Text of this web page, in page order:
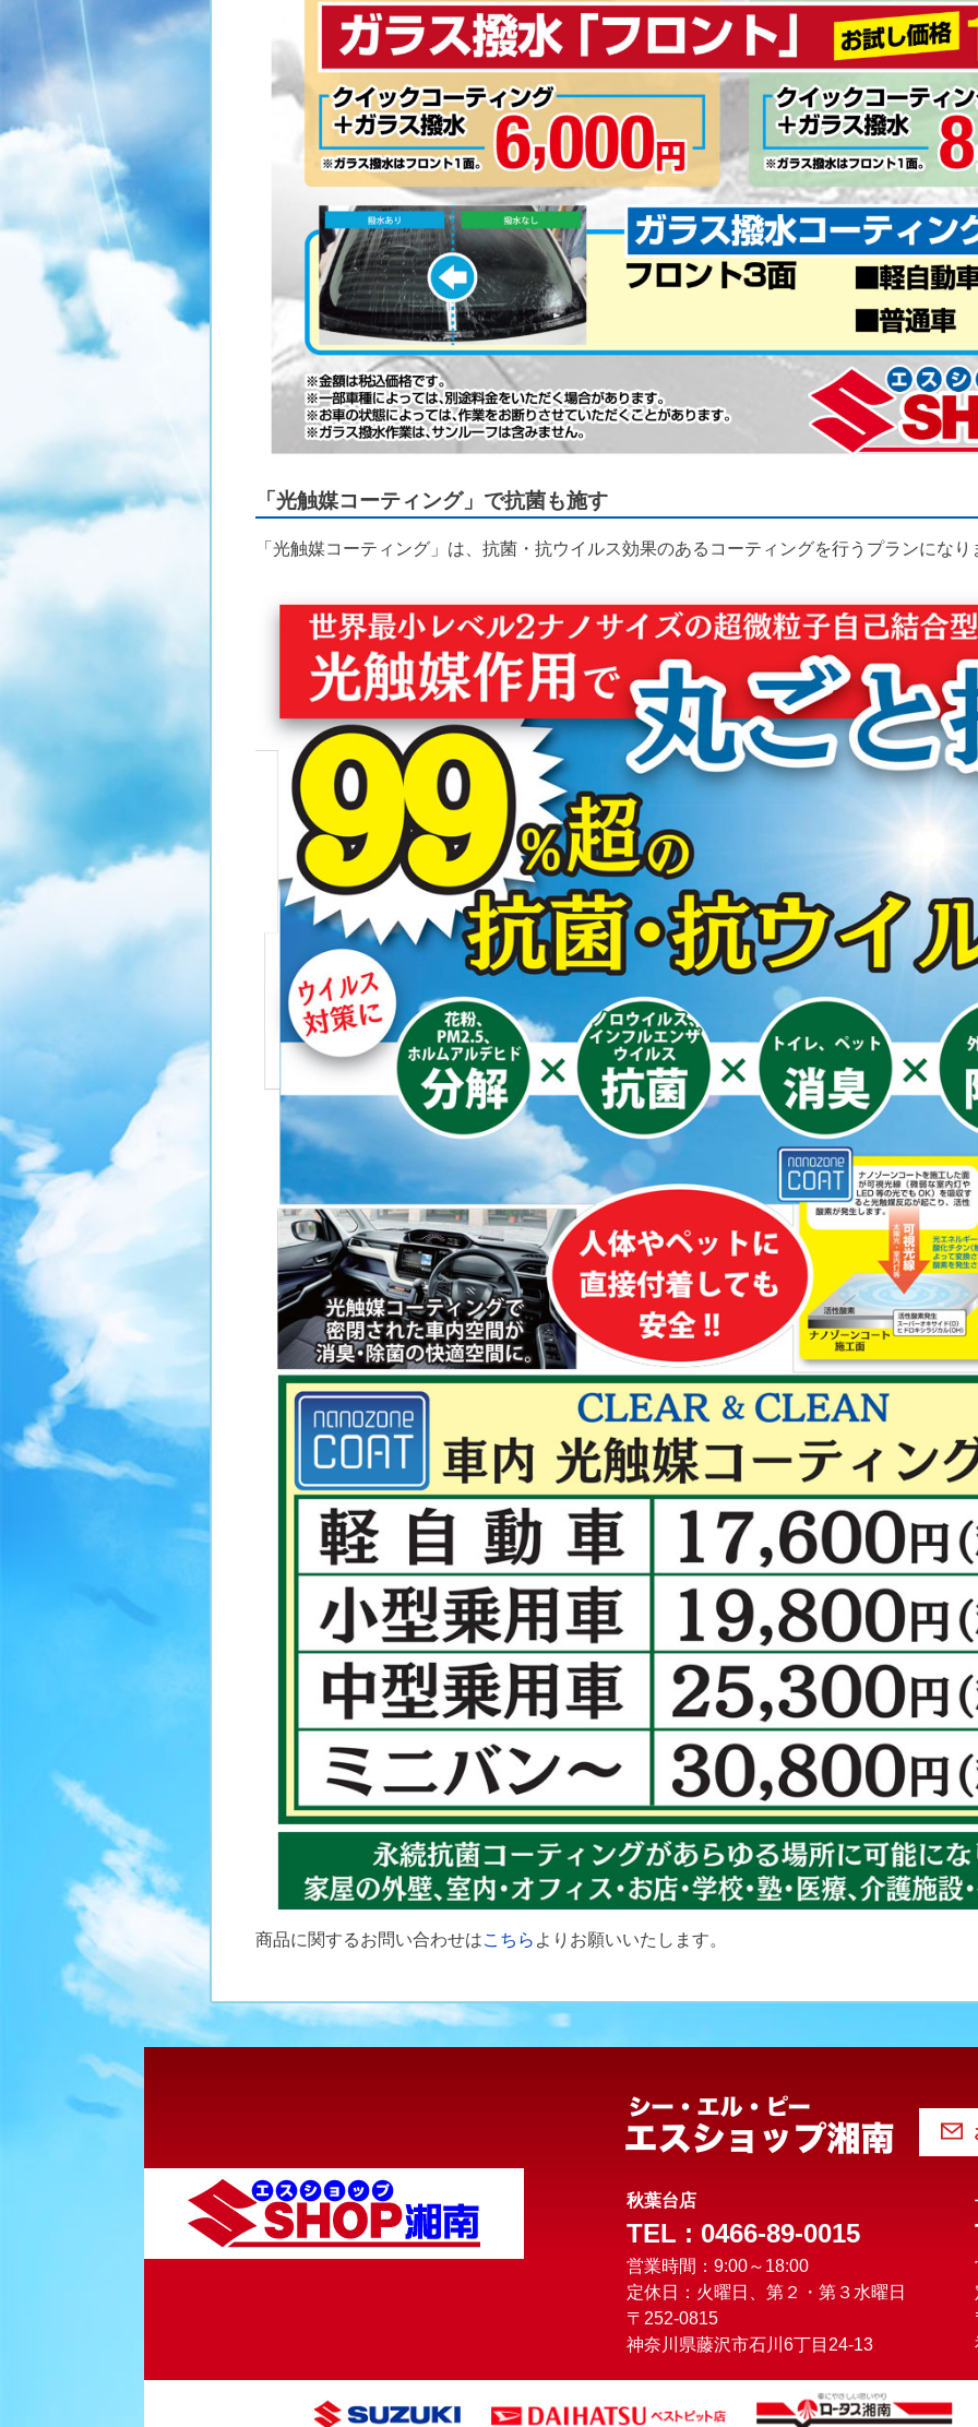
「光触媒コーティング」で抗菌も施す
「光触媒コーティング」は、抗菌・抗ウイルス効果のあるコーティングを行うプランになり
商品に関するお問い合わせはこちら よりお願いいたします。
秋葉台店
TEL : 0466-89-0015
営業時間：9:00～18:00
定休日：火曜日、第２・第３水曜日
〒252-0815
神奈川県藤沢市石川6丁目24-13